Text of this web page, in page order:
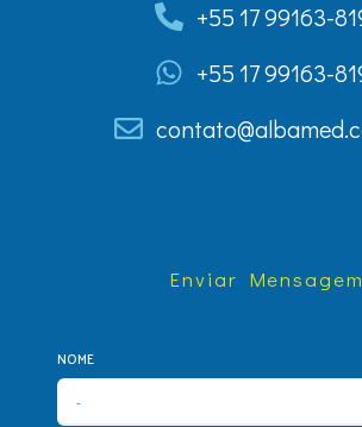
+55 17 99163-
+55 17 99163-
Enviar Mensagem
NOME